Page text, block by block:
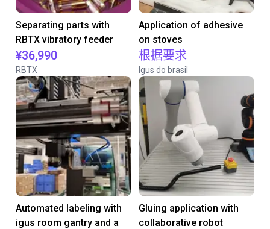
Separating parts with
RBTX vibratory feeder
¥36,990
RBTX
Application of adhesive
on stoves
根据要求
Igus do brasil
Automated labeling with
igus room gantry and a
Gluing application with
collaborative robot